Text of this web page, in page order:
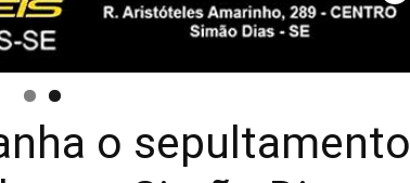
o sepultamento